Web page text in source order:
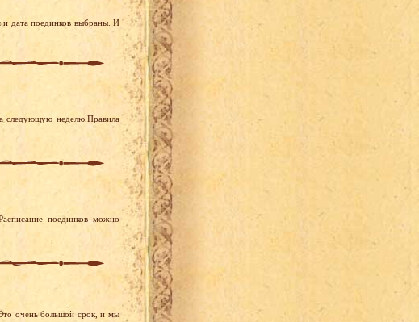
дата поединков выбраны. И
следующую неделю.Правила
поединков можно
очень большой срок, и мы